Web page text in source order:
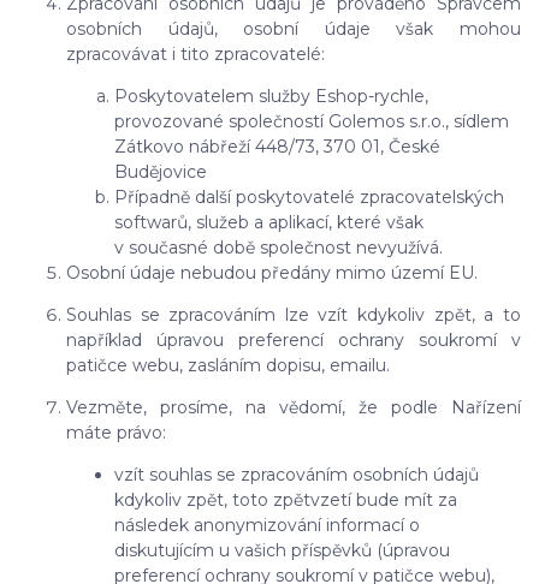
osobních údajů, osobní údaje však mohou
zpracovávat i tito zpracovatelé:
Poskytovatelem služby Eshop-rychle,
provozované společností Golemos s.r.o., sídlem
Zátkovo nábřeží 448/73, 370 01, České
Budějovice
Případně další poskytovatelé zpracovatelských
softwarů, služeb a aplikací, které však
v současné době společnost nevyužívá.
Osobní údaje nebudou předány mimo území EU.
Souhlas se zpracováním lze vzít kdykoliv zpět, a to
například úpravou preferencí ochrany soukromí v
patičce webu, zasláním dopisu, emailu.
Vezměte, prosíme, na vědomí, že podle Nařízení
máte právo:
vzít souhlas se zpracováním osobních údajů
kdykoliv zpět, toto zpětvzetí bude mít za
následek anonymizování informací o
diskutujícím u vašich příspěvků (úpravou
preferencí ochrany soukromí v patičce webu),